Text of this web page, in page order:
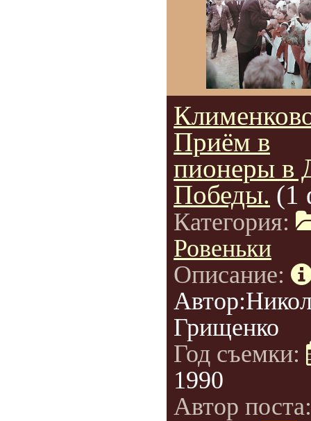
Приём в
пионеры в
Победы. (1
Категория:
Ровеньки
Описание:
Грищенко
Год съемки:
1990
Автор